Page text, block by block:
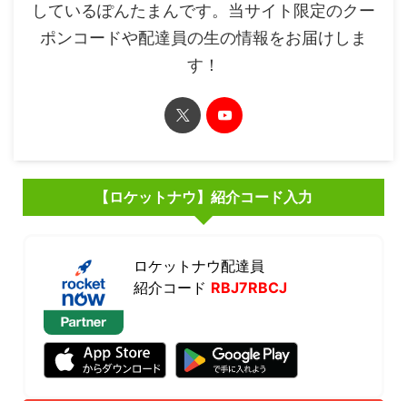
しているぽんたまんです。当サイト限定のクー
ポンコードや配達員の生の情報をお届けしま
す！
【ロケットナウ】紹介コード入力
ロケットナウ配達員
紹介コード RBJ7RBCJ